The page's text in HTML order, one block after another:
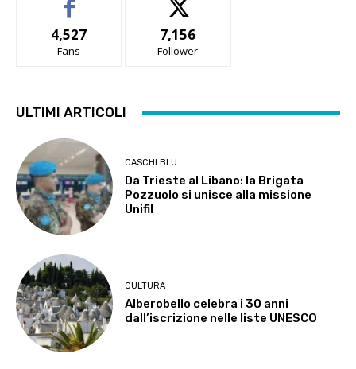
4,527
Fans
7,156
Follower
ULTIMI ARTICOLI
CASCHI BLU
Da Trieste al Libano: la Brigata
Pozzuolo si unisce alla missione
Unifil
CULTURA
Alberobello celebra i 30 anni
dall’iscrizione nelle liste UNESCO